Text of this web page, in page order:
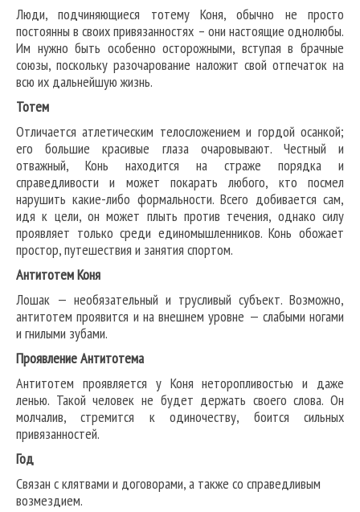
Люди, подчиняющиеся тотему Коня, обычно не просто
постоянны в своих привязанностях – они настоящие однолюбы.
Им нужно быть особенно осторожными, вступая в брачные
союзы, поскольку разочарование наложит свой отпечаток на
всю их дальнейшую жизнь.
Тотем
Отличается атлетическим телосложением и гордой осанкой;
его большие красивые глаза очаровывают. Честный и
отважный, Конь находится на страже порядка и
справедливости и может покарать любого, кто посмел
нарушить какие-либо формальности. Всего добивается сам,
идя к цели, он может плыть против течения, однако силу
проявляет только среди единомышленников. Конь обожает
простор, путешествия и занятия спортом.
Антитотем Коня
Лошак — необязательный и трусливый субъект. Возможно,
антитотем проявится и на внешнем уровне — слабыми ногами
и гнилыми зубами.
Проявление Антитотема
Антитотем проявляется у Коня неторопливостью и даже
ленью. Такой человек не будет держать своего слова. Он
молчалив, стремится к одиночеству, боится сильных
привязанностей.
Год
Связан с клятвами и договорами, а также со справедливым
возмездием.